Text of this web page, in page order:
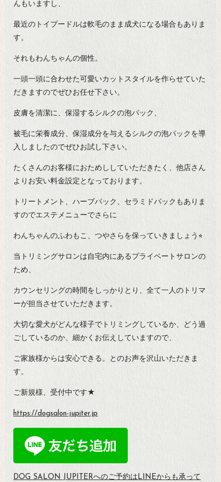
んもいますし、
最近のトイプードルは軟毛のまま成犬になる場合もありま
す。
それもわんちゃんの個性。
一頭一頭に合わせた可愛いカットスタイルを作らせていた
だきますのでぜひお任せ下さい。
皮膚を清潔に、保湿するシルクの泡パック、
被毛に栄養成分、保湿成分を与えるシルクの泡パックを導
入しましたのでぜひお試し下さい。
たくさんのお客様におためししていただきたく、他店さん
よりお安い料金設定となっております。
トリートメント、ハーブパック、セラミドパックもありま
すのでエステメニューでさらに
わんちゃんのふわもこ、つやさらを保っていきましょう⭐︎
当トリミングサロンは自宅内にあるプライベートサロンの
ため、
カウンセリングの時間をしっかりとり、全て一人のトリマ
ーが担当させていただきます。
大切な愛犬がどんな様子でトリミングしているか、どう過
ごしているのか、細かくお伝えしていますので、
ご家族様からは安心できる。とのお声を沢山いただきま
す。
ご新規様、受付中です★
https://dogsalon-jupiter.jp
DOG SALON JUPITERへのご予約はLINEからも承って